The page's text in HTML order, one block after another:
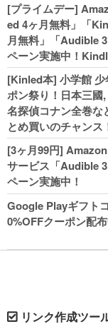
[プライムデー]
ed 4ヶ月無料」「
月無料」「Audible
ペーン実施中！
NTER×HUNTERな
幼女戦記など
翼100円セールも！
[Kinled本] 小学館
ポン祭り！日本三國
名探偵コナン全巻な
とめ買いのチャン
人気コミック多数
がセールに！
[3ヶ月99円]
サービス「Audible
ペーン実施中！
Google Playギフト
0%OFFクーポン配
リンク作成ツー